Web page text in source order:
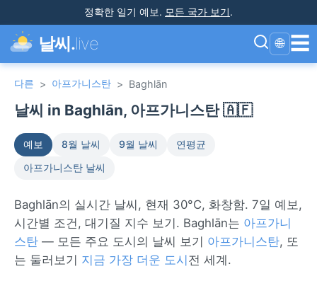
정확한 일기 예보. 모든 국가 보기.
날씨.live 🌐 ☰
다른 > 아프가니스탄 > Baghlān
날씨 in Baghlān, 아프가니스탄 🇦🇫
예보 8월 날씨 9월 날씨
연평균
아프가니스탄 날씨
Baghlān의 실시간 날씨, 현재 30°C, 화창함. 7일 예보,
시간별 조건, 대기질 지수 보기. Baghlān는 아프가니
스탄 — 모든 주요 도시의 날씨 보기 아프가니스탄, 또
는 둘러보기 지금 가장 더운 도시 전 세계.